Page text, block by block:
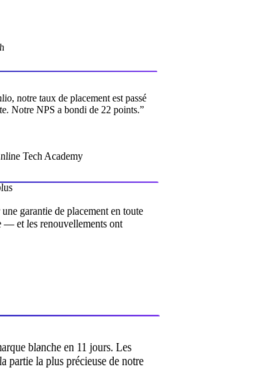
notre taux de placement est passé
Notre NPS a bondi de 22 points.”
Tech Academy
garantie de placement en toute
— et les renouvellements ont
blanche en 11 jours. Les
partie la plus précieuse de notre